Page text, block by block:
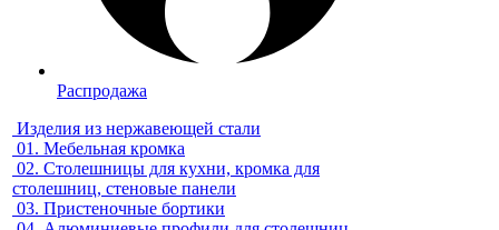
Распродажа
Изделия из нержавеющей стали
01. Мебельная кромка
02. Столешницы для кухни, кромка для
столешниц, стеновые панели
03. Пристеночные бортики